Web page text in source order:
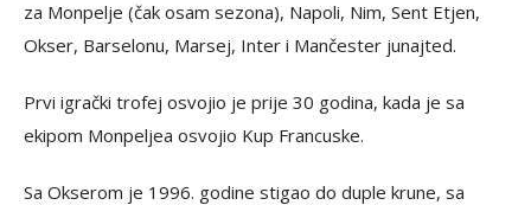
za Monpelje (čak osam sezona), Napoli, Nim, Sent Etjen,
Okser, Barselonu, Marsej, Inter i Mančester junajted.
Prvi igrački trofej osvojio je prije 30 godina, kada je sa
ekipom Monpeljea osvojio Kup Francuske.
Sa Okserom je 1996. godine stigao do duple krune, sa